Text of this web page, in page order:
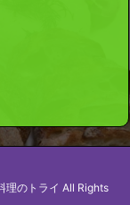
理のトライ All Rights